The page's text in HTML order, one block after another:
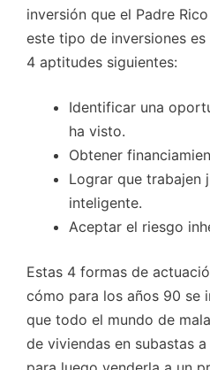
inversión que el Padre
este tipo de inversiones
4 aptitudes siguientes:
Identificar una
ha visto.
Obtener
Lograr que trabajen
inteligente.
Aceptar el riesgo
Estas 4 formas de
cómo para los años 90 se
que todo el mundo de
de viviendas en subastas